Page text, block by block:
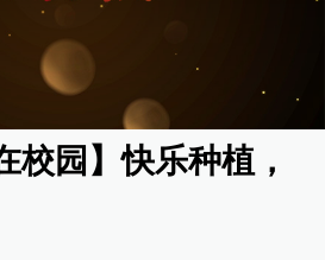
校园】快乐种植，